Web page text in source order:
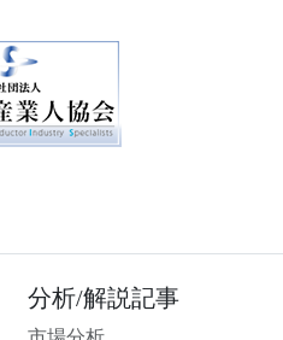
分析/解説記事